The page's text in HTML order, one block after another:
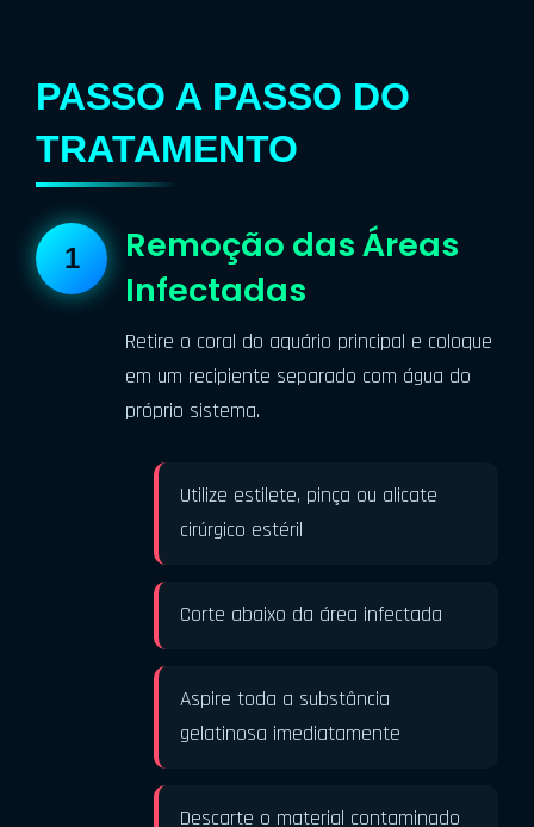
PASSO A PASSO DO
TRATAMENTO
Remoção das Áreas
Infectadas
Retire o coral do aquário principal e coloque
em um recipiente separado com água do
próprio sistema.
Utilize estilete, pinça ou alicate
cirúrgico estéril
Corte abaixo da área infectada
Aspire toda a substância
gelatinosa imediatamente
Descarte o material contaminado